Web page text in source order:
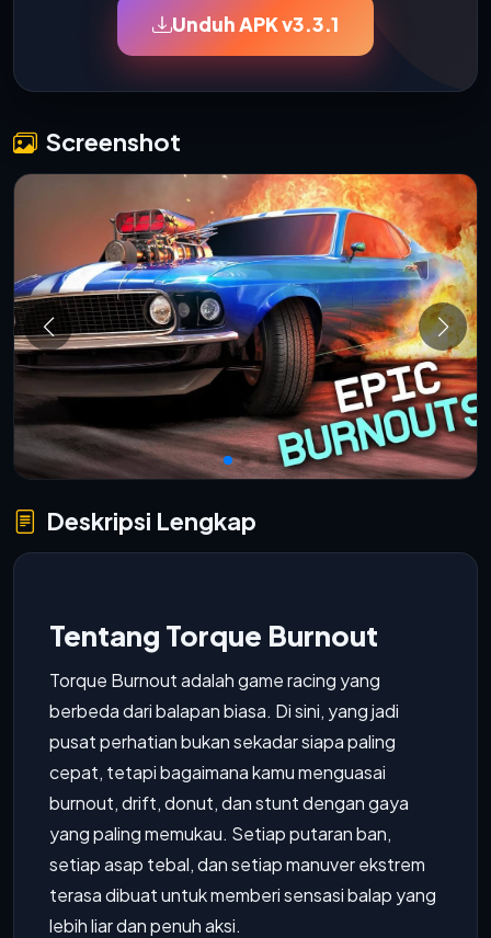
Unduh APK v3.3.1
Screenshot
Deskripsi Lengkap
Tentang Torque Burnout
Torque Burnout adalah game racing yang
berbeda dari balapan biasa. Di sini, yang jadi
pusat perhatian bukan sekadar siapa paling
cepat, tetapi bagaimana kamu menguasai
burnout, drift, donut, dan stunt dengan gaya
yang paling memukau. Setiap putaran ban,
setiap asap tebal, dan setiap manuver ekstrem
terasa dibuat untuk memberi sensasi balap yang
lebih liar dan penuh aksi.